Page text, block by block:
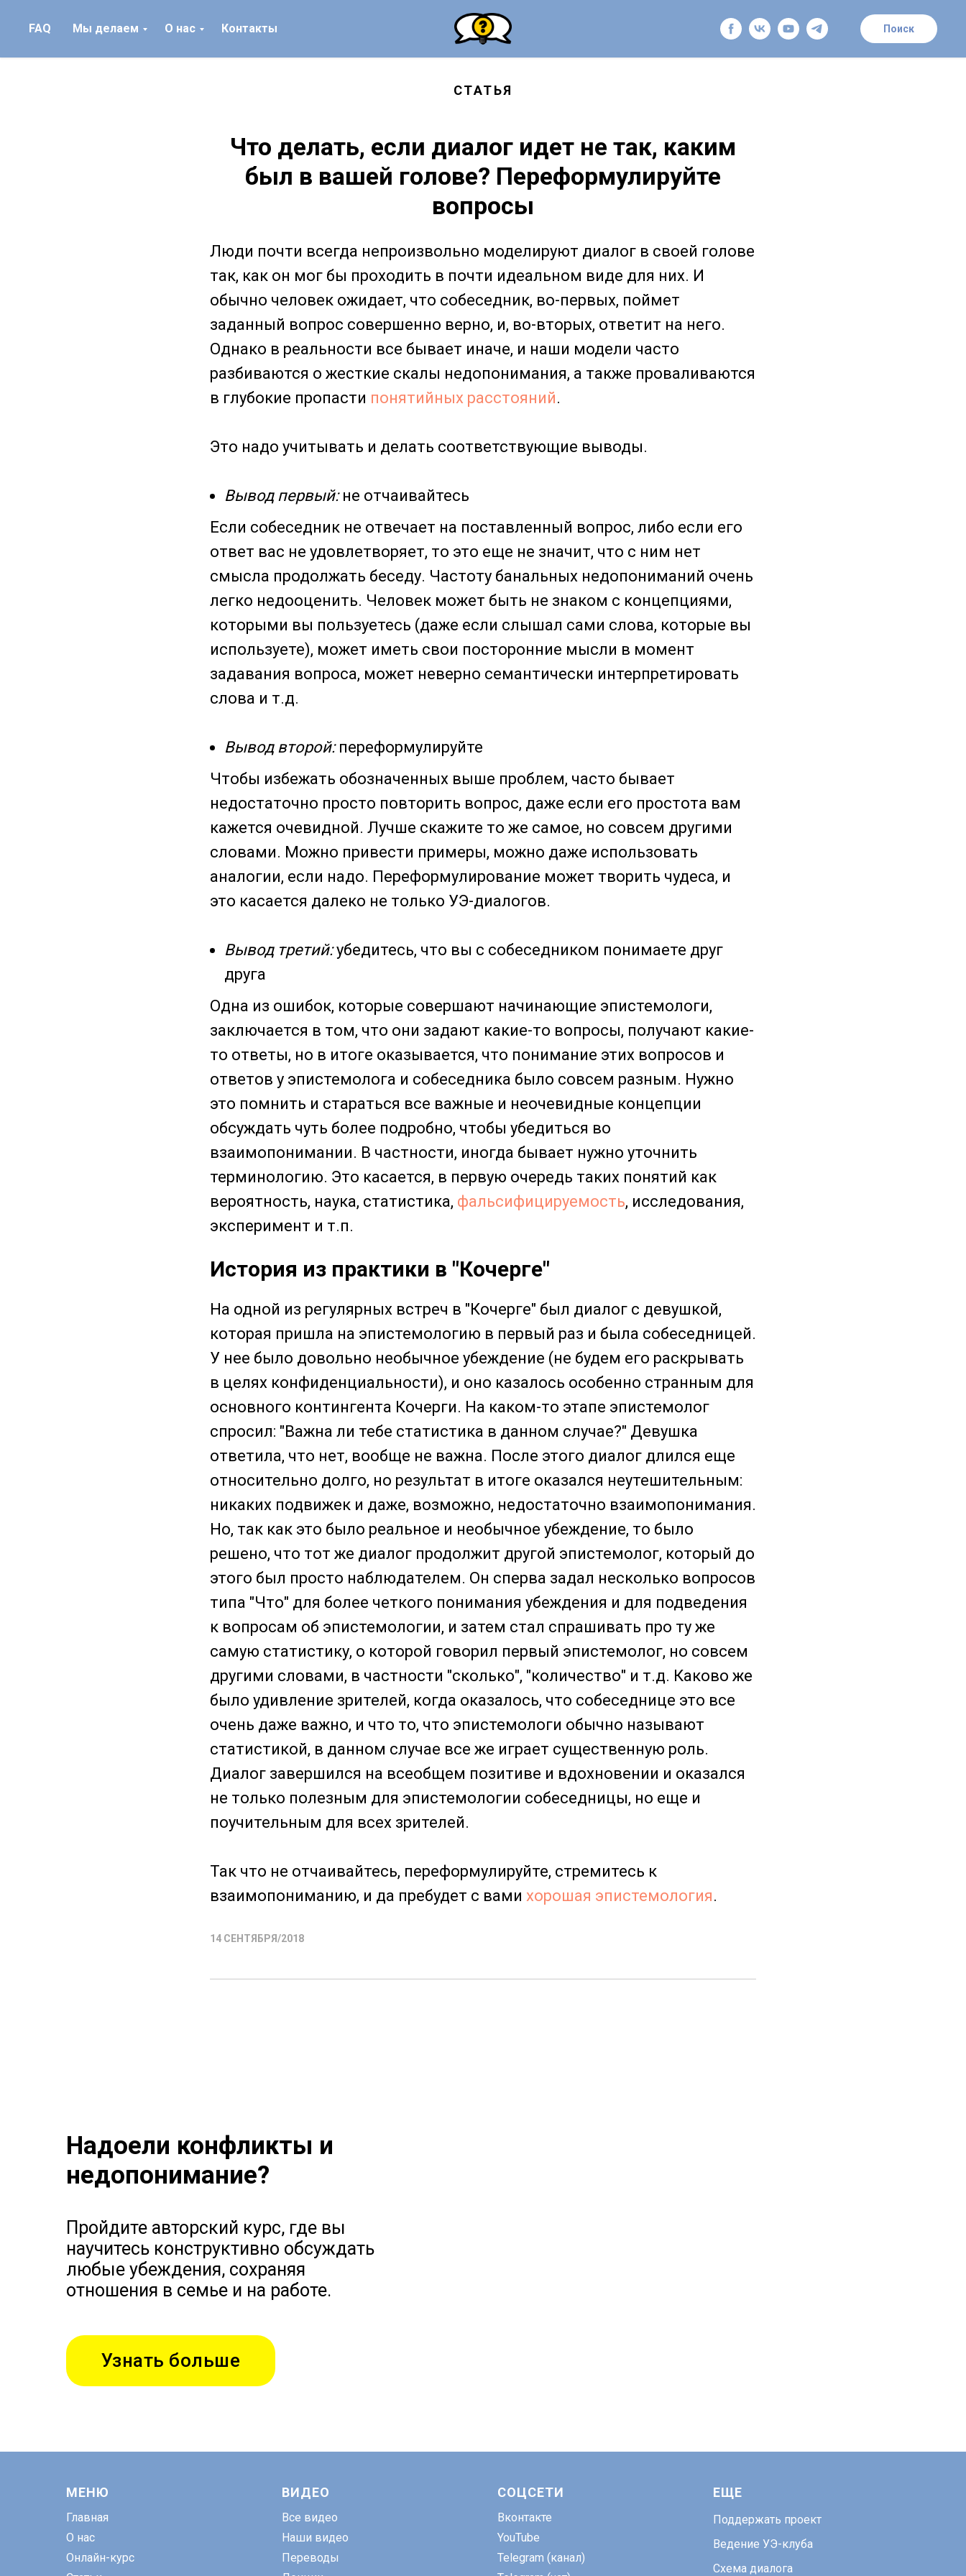
FAQ Мы делаем О нас Контакты Поиск
СТАТЬЯ
Что делать, если диалог идет не так, каким
был в вашей голове? Переформулируйте
вопросы
Люди почти всегда непроизвольно моделируют диалог в своей голове
так, как он мог бы проходить в почти идеальном виде для них. И
обычно человек ожидает, что собеседник, во-первых, поймет
заданный вопрос совершенно верно, и, во-вторых, ответит на него.
Однако в реальности все бывает иначе, и наши модели часто
разбиваются о жесткие скалы недопонимания, а также проваливаются
в глубокие пропасти понятийных расстояний.
Это надо учитывать и делать соответствующие выводы.
Вывод первый:не отчаивайтесь
Если собеседник не отвечает на поставленный вопрос, либо если его
ответ вас не удовлетворяет, то это еще не значит, что с ним нет
смысла продолжать беседу. Частоту банальных недопониманий очень
легко недооценить. Человек может быть не знаком с концепциями,
которыми вы пользуетесь (даже если слышал сами слова, которые вы
используете), может иметь свои посторонние мысли в момент
задавания вопроса, может неверно семантически интерпретировать
слова и т.д.
Вывод второй:переформулируйте
Чтобы избежать обозначенных выше проблем, часто бывает
недостаточно просто повторить вопрос, даже если его простота вам
кажется очевидной. Лучше скажите то же самое, но совсем другими
словами. Можно привести примеры, можно даже использовать
аналогии, если надо. Переформулирование может творить чудеса, и
это касается далеко не только УЭ-диалогов.
Вывод третий:убедитесь, что вы с собеседником понимаете друг
друга
Одна из ошибок, которые совершают начинающие эпистемологи,
заключается в том, что они задают какие-то вопросы, получают какие-
то ответы, но в итоге оказывается, что понимание этих вопросов и
ответов у эпистемолога и собеседника было совсем разным. Нужно
это помнить и стараться все важные и неочевидные концепции
обсуждать чуть более подробно, чтобы убедиться во
взаимопонимании. В частности, иногда бывает нужно уточнить
терминологию. Это касается, в первую очередь таких понятий как
вероятность, наука, статистика, фальсифицируемость, исследования,
эксперимент и т.п.
История из практики в "Кочерге"
На одной из регулярных встреч в "Кочерге" был диалог с девушкой,
которая пришла на эпистемологию в первый раз и была собеседницей.
У нее было довольно необычное убеждение (не будем его раскрывать
в целях конфиденциальности), и оно казалось особенно странным для
основного контингента Кочерги. На каком-то этапе эпистемолог
спросил: "Важна ли тебе статистика в данном случае?" Девушка
ответила, что нет, вообще не важна. После этого диалог длился еще
относительно долго, но результат в итоге оказался неутешительным:
никаких подвижек и даже, возможно, недостаточно взаимопонимания.
Но, так как это было реальное и необычное убеждение, то было
решено, что тот же диалог продолжит другой эпистемолог, который до
этого был просто наблюдателем. Он сперва задал несколько вопросов
типа "Что" для более четкого понимания убеждения и для подведения
к вопросам об эпистемологии, и затем стал спрашивать про ту же
самую статистику, о которой говорил первый эпистемолог, но совсем
другими словами, в частности "сколько", "количество" и т.д. Каково же
было удивление зрителей, когда оказалось, что собеседнице это все
очень даже важно, и что то, что эпистемологи обычно называют
статистикой, в данном случае все же играет существенную роль.
Диалог завершился на всеобщем позитиве и вдохновении и оказался
не только полезным для эпистемологии собеседницы, но еще и
поучительным для всех зрителей.
Так что не отчаивайтесь, переформулируйте, стремитесь к
взаимопониманию, и да пребудет с вами хорошая эпистемология.
14 СЕНТЯБРЯ/2018
Пройдите авторский курс, где вы
научитесь конструктивно обсуждать
любые убеждения, сохраняя
отношения в семье и на работе.
Узнать больше
Надоели конфликты и
недопонимание?
МЕНЮ
Главная
О нас
Онлайн-курс
ВИДЕО
Все видео
Наши видео
Переводы
СОЦСЕТИ
Вконтакте
YouTube
Telegram (канал)
ЕЩЕ
Поддержать проект
Ведение УЭ-клуба
Схема диалога